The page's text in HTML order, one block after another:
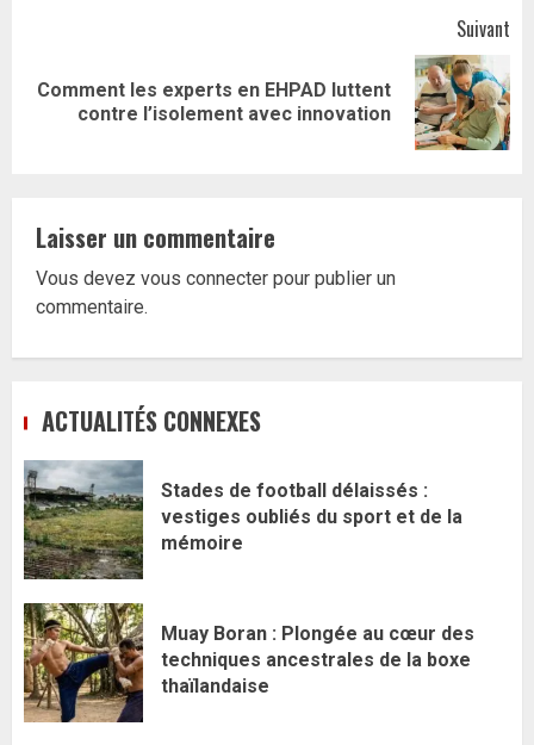
Suivant
Article
suivant:
Comment les experts en EHPAD luttent
contre l’isolement avec innovation
Laisser un commentaire
Vous devez vous connecter pour publier un
commentaire.
ACTUALITÉS CONNEXES
Stades de football délaissés :
vestiges oubliés du sport et de la
mémoire
Muay Boran : Plongée au cœur des
techniques ancestrales de la boxe
thaïlandaise